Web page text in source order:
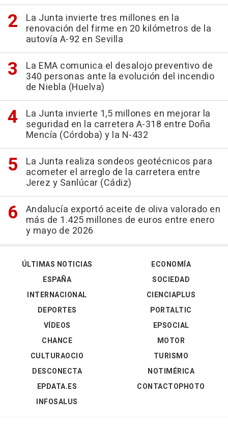
La Junta invierte tres millones en la
renovación del firme en 20 kilómetros de la
autovía A-92 en Sevilla
La EMA comunica el desalojo preventivo de
340 personas ante la evolución del incendio
de Niebla (Huelva)
La Junta invierte 1,5 millones en mejorar la
seguridad en la carretera A-318 entre Doña
Mencía (Córdoba) y la N-432
La Junta realiza sondeos geotécnicos para
acometer el arreglo de la carretera entre
Jerez y Sanlúcar (Cádiz)
Andalucía exportó aceite de oliva valorado en
más de 1.425 millones de euros entre enero
y mayo de 2026
ÚLTIMAS NOTICIAS
ESPAÑA
INTERNACIONAL
DEPORTES
VÍDEOS
ECONOMÍA
SOCIEDAD
CIENCIAPLUS
PORTALTIC
EPSOCIAL
CHANCE
CULTURAOCIO
DESCONECTA
EPDATA.ES
INFOSALUS
MOTOR
TURISMO
NOTIMÉRICA
CONTACTOPHOTO